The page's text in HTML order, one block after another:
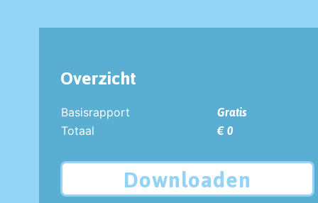
Overzicht
Basisrapport
Gratis
Totaal
€ 0
Downloaden